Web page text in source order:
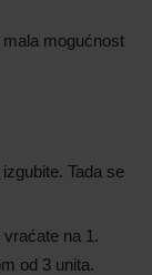
mogućnost
Tada se
na 1.
od 3 unita.